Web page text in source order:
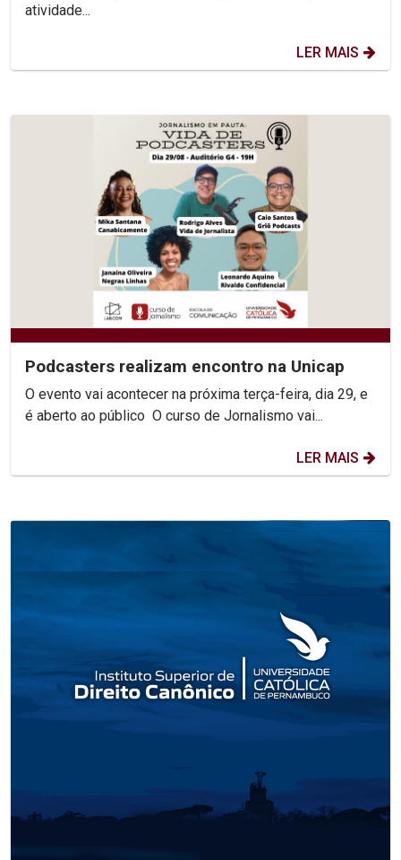
atividade...
LER MAIS
Podcasters realizam encontro na Unicap
O evento vai acontecer na próxima terça-feira, dia 29, e
é aberto ao público O curso de Jornalismo vai...
LER MAIS